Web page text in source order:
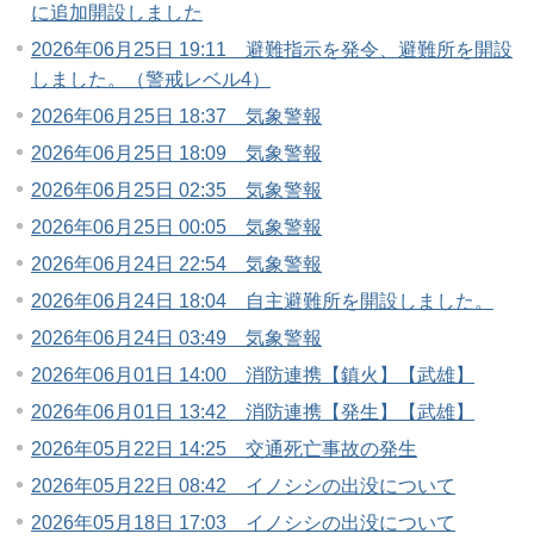
に追加開設しました
2026年06月25日 19:11 避難指示を発令、避難所を開設
しました。（警戒レベル4）
2026年06月25日 18:37 気象警報
2026年06月25日 18:09 気象警報
2026年06月25日 02:35 気象警報
2026年06月25日 00:05 気象警報
2026年06月24日 22:54 気象警報
2026年06月24日 18:04 自主避難所を開設しました。
2026年06月24日 03:49 気象警報
2026年06月01日 14:00 消防連携【鎮火】【武雄】
2026年06月01日 13:42 消防連携【発生】【武雄】
2026年05月22日 14:25 交通死亡事故の発生
2026年05月22日 08:42 イノシシの出没について
2026年05月18日 17:03 イノシシの出没について